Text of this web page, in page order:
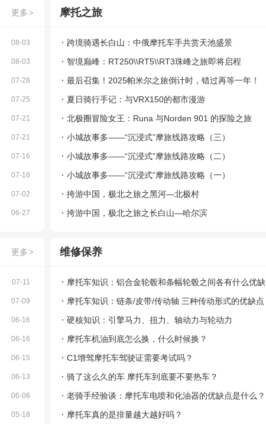
更多 >
08-03
08-03
07-28
07-25
07-21
07-21
07-16
07-16
07-02
06-27
摩托之旅
跨境骑遇长白山：中俄摩托车手共赏天池盛景
智境巅峰：RT250\\RT5\\RT3珠峰之旅即将启程
最后召集！2025帕米尔之旅倒计时，错过再等一年！
夏日骑行手记：与VRX150的都市漫游
北极圈冒险女王：Runa 与Norden 901 的探险之旅
小城故事多——“沉浸式”摩旅线路攻略（三）
小城故事多——“沉浸式”摩旅线路攻略（二）
小城故事多——“沉浸式”摩旅线路攻略（一）
挎游中国，极北之旅之黑河—北极村
挎游中国，极北之旅之长白山—哈尔滨
更多 >
07-11
07-09
06-16
06-16
06-15
06-13
06-08
05-18
维修保养
摩托车知识：铝合金轮毂和条幅轮毂之间各有什么优缺
点
摩托车知识：链条/皮带/传动轴 三种传动形式的优缺点
硬核知识：引擎马力、扭力、轴动力与轮动力
摩托车机油到底怎么换，什么时候换？
C1增驾摩托车驾驶证需要考试吗？
骑了这么久的车 摩托车到底要不要热车？
老骑手经验谈：摩托车电喷和化油器的优缺点是什么？
摩托车真的是排量越大越好吗？